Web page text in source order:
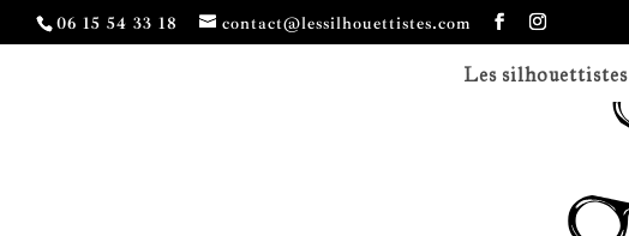
06 15 54 33 18 contact@lessilhouettistes.com
Les silhouettistes